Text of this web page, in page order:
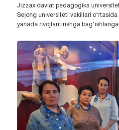
Jizzax davlat pedagogika
Sejong universiteti vakillari
yanada rivojlantirishga